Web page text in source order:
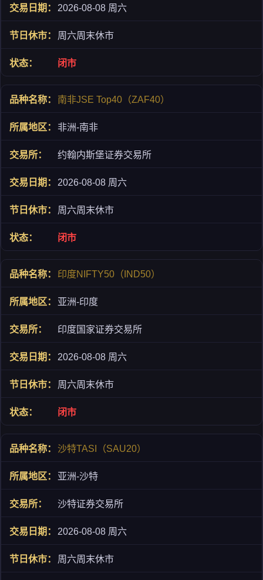
2026-08-08 周六
周六周末休市
闭市
南非JSE Top40（ZAF40）
非洲-南非
约翰内斯堡证券交易所
2026-08-08 周六
周六周末休市
闭市
印度NIFTY50（IND50）
亚洲-印度
印度国家证券交易所
2026-08-08 周六
周六周末休市
闭市
沙特TASI（SAU20）
亚洲-沙特
沙特证券交易所
2026-08-08 周六
周六周末休市